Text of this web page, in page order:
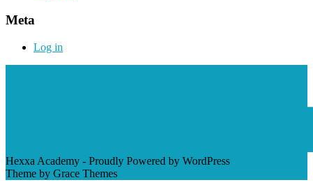
Meta
Log in
Hexxa Academy - Proudly Powered by WordPress
Theme by Grace Themes